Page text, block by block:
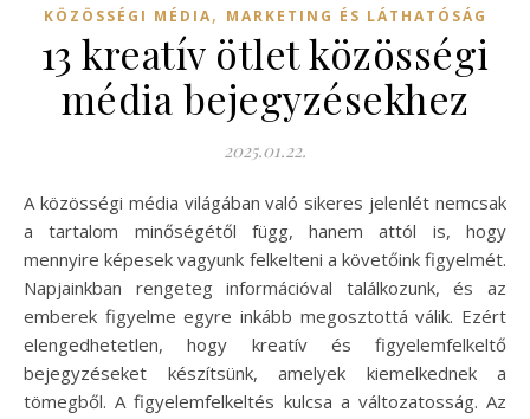
KÖZÖSSÉGI MÉDIA, MARKETING ÉS LÁTHATÓSÁG
13 kreatív ötlet közösségi
média bejegyzésekhez
2025.01.22.
A közösségi média világában való sikeres jelenlét nemcsak
a tartalom minőségétől függ, hanem attól is, hogy
mennyire képesek vagyunk felkelteni a követőink figyelmét.
Napjainkban rengeteg információval találkozunk, és az
emberek figyelme egyre inkább megosztottá válik. Ezért
elengedhetetlen, hogy kreatív és figyelemfelkeltő
bejegyzéseket készítsünk, amelyek kiemelkednek a
tömegből. A figyelemfelkeltés kulcsa a változatosság. Az